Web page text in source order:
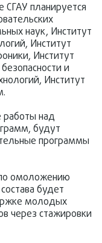
СГАУ планируется
наук, Институт
Институт
Институт
и
Институт
над
будут
программы
омоложению
будет
молодых
через стажировки